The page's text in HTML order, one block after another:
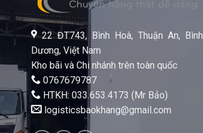
22 ĐT743, Bình Hoà, Thuận An, Bình
Dương, Việt Nam
Kho bãi và Chi nhánh trên toàn quốc
0767679787
HTKH: 033.653.4173 (Mr Bảo)
logisticsbaokhang@gmail.com